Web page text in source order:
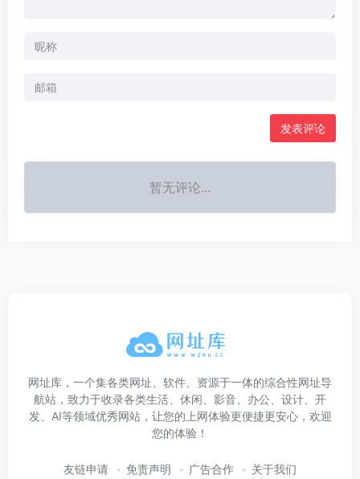
发表评论
暂无评论...
网址库，一个集各类网址、软件、资源于一体的综合性网址导
航站，致力于收录各类生活、休闲、影音、办公、设计、开
发、AI等领域优秀网站，让您的上网体验更便捷更安心，欢迎
您的体验！
友链申请 免责声明 广告合作 关于我们